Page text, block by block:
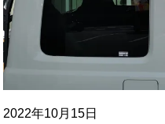
2022年10月15日